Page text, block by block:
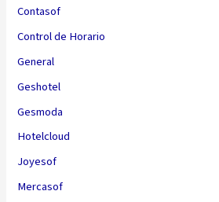
Contasof
Control de Horario
General
Geshotel
Gesmoda
Hotelcloud
Joyesof
Mercasof